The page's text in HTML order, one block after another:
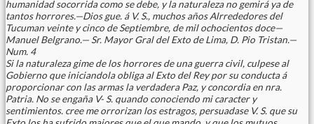
humanidad socorrida como se debe, y la naturaleza no gemirá ya de
tantos horrores.—Dios gue. á V. S., muchos años Alrrededores del
Tucuman veinte y cinco de Septiembre, de mil ochocientos doce—
Manuel Belgrano.— Sr. Mayor Gral del Exto de Lima, D. Pio Tristan.—
Num. 4
Si la naturaleza gime de los horrores de una guerra civil, culpese al
Gobierno que iniciandola obliga al Exto del Rey por su conducta á
proporcionar con las armas la verdadera Paz, y concordia en nra.
Patria. No se engaña V- S. quando conociendo mi caracter y
sentimientos. cree me orrorizan los estragos, persuadase V. S. que su